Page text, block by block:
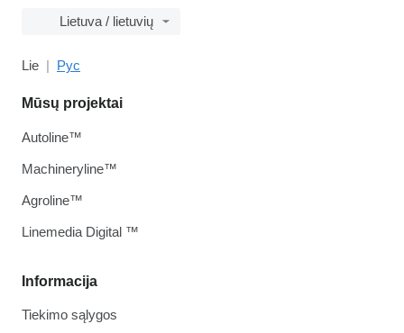
Lietuva / lietuvių
Lie Рус
Informacija
Tiekimo sąlygos
Mūsų projektai
Autoline™
Machineryline™
Agroline™
Linemedia Digital ™